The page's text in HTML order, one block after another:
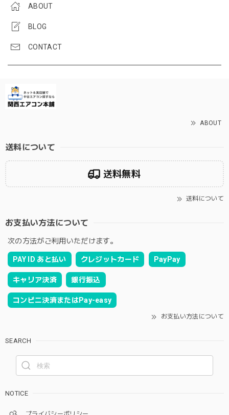
ABOUT
BLOG
CONTACT
ABOUT
送料について
送料無料
送料について
お支払い方法について
次の方法がご利用いただけます。
PAY ID あと払い クレジットカード PayPay
キャリア決済 銀行振込
コンビニ決済またはPay-easy
お支払い方法について
SEARCH
NOTICE